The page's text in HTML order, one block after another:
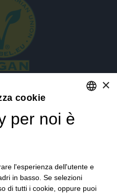
×
cookie
per noi è
l'esperienza dell'utente e
in basso. Se selezioni
di tutti i cookie, oppure puoi